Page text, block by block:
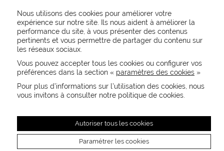
REJOIGNEZ-NOUS
CONTACTEZ-NOUS
NEWSLETTER
Recevez les actualités MOORE en exclusivité
Nous utilisons des cookies pour améliorer votre
expérience sur notre site. Ils nous aident à améliorer la
performance du site, à vous présenter des contenus
pertinents et vous permettre de partager du contenu sur
les réseaux sociaux.
Vous pouvez accepter tous les cookies ou configurer vos
préférences dans la section « paramètres des cookies »
Pour plus d’informations sur l’utilisation des cookies, nous
vous invitons à consulter notre politique de cookies.
Autoriser tous les cookies
Paramétrer les cookies